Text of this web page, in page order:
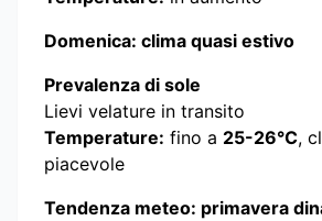
Domenica: clima quasi estivo
Prevalenza di sole
Lievi velature in transito
Temperature: fino a 25-26°C,
piacevole
Tendenza meteo: primavera